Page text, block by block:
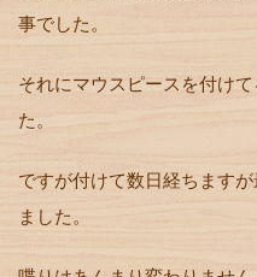
事でした。
それにマウスピースを付け
た。
ですが付けて数日経ちます
ました。